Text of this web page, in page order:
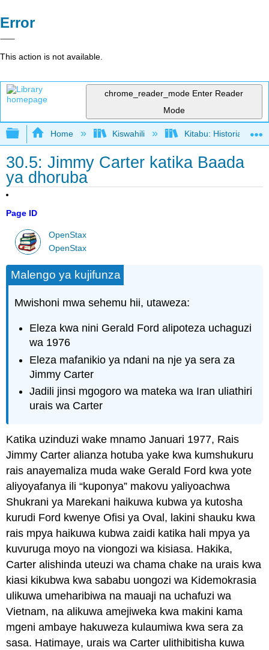
Error
This action is not available.
chrome_reader_mode Enter Reader
Mode
Expand/collapse global hierarchy
Home Kiswahili Kitabu: Historia ya
30.5: Jimmy Carter katika Baada
ya dhoruba
Page ID
OpenStax
OpenStax
Malengo ya kujifunza
Mwishoni mwa sehemu hii, utaweza:
Eleza kwa nini Gerald Ford alipoteza uchaguzi
wa 1976
Eleza mafanikio ya ndani na nje ya sera za
Jimmy Carter
Jadili jinsi mgogoro wa mateka wa Iran uliathiri
urais wa Carter
Katika uzinduzi wake mnamo Januari 1977, Rais
Jimmy Carter alianza hotuba yake kwa kumshukuru
rais anayemaliza muda wake Gerald Ford kwa yote
aliyoyafanya ili “kuponya” makovu yaliyoachwa
Shukrani ya Marekani haikuwa kubwa ya kutosha
kurudi Ford kwenye Ofisi ya Oval, lakini shauku kwa
rais mpya haikuwa kubwa zaidi katika hali mpya ya
kuvuruga moyo na viongozi wa kisiasa. Hakika,
Carter alishinda uteuzi wa chama chake na urais kwa
kiasi kikubwa kwa sababu uongozi wa Kidemokrasia
ulikuwa umeharibiwa na mauaji na uchafuzi wa
Vietnam, na alikuwa amejiweka kwa makini kama
mgeni ambaye hakuweza kulaumiwa kwa sera za
sasa. Hatimaye, urais wa Carter ulithibitisha kuwa